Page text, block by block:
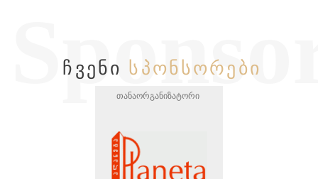
ᲩᲕᲔᲜᲘ ᲡᲞᲝᲜᲡᲝᲠᲔᲑᲘ
თანაორგანიზატორი